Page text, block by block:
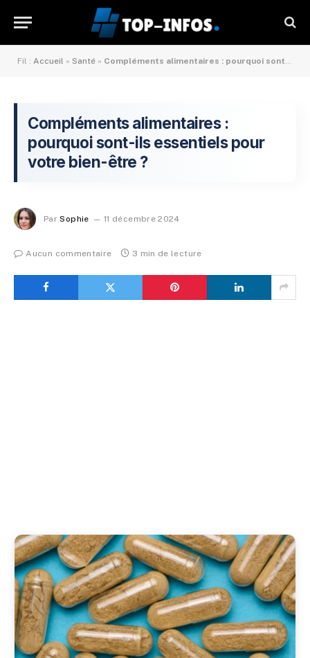
Fil : Accueil » Santé » Compléments alimentaires : pourquoi sont-ils essentiels pour votre bien-être ?
Compléments alimentaires :
pourquoi sont-ils essentiels pour
votre bien-être ?
Par Sophie 11 décembre 2024
Aucun commentaire 3 min de lecture